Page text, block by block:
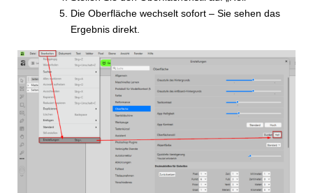
Die Oberfläche wechselt sofort – Sie sehen das
Ergebnis direkt.